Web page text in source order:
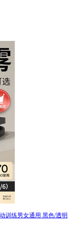
训练男女通用 黑色/透明